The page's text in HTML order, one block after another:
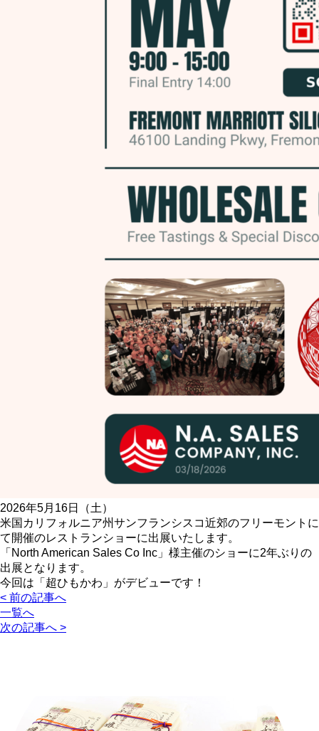
2026年5月16日（土）
米国カリフォルニア州サンフランシスコ近郊のフリーモントに
て開催のレストランショーに出展いたします。
「North American Sales Co Inc」様主催のショーに2年ぶりの
出展となります。
今回は「超ひもかわ」がデビューです！
< 前の記事へ
一覧へ
次の記事へ >